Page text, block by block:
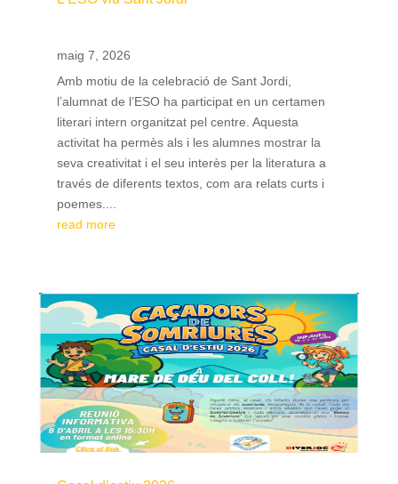
maig 7, 2026
Amb motiu de la celebració de Sant Jordi,
l’alumnat de l’ESO ha participat en un certamen
literari intern organitzat pel centre. Aquesta
activitat ha permès als i les alumnes mostrar la
seva creativitat i el seu interès per la literatura a
través de diferents textos, com ara relats curts i
poemes....
read more